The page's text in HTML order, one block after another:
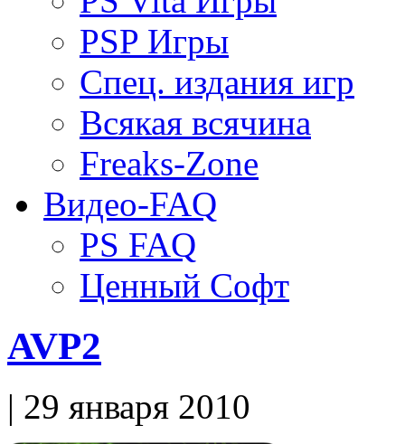
PSP Игры
Спец. издания игр
Всякая всячина
Freaks-Zone
Видео-FAQ
PS FAQ
Ценный Софт
AVP2
| 29 января 2010